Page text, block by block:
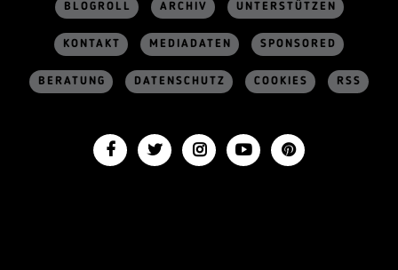
BLOGROLL ARCHIV UNTERSTÜTZEN
KONTAKT MEDIADATEN SPONSORED
BERATUNG DATENSCHUTZ COOKIES RSS